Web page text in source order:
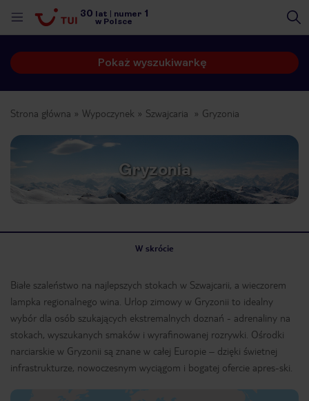
30 lat numer 1
w Polsce
Pokaż wyszukiwarkę
Strona główna Wypoczynek Szwajcaria Gryzonia
Gryzonia
W skrócie
Białe szaleństwo na najlepszych stokach w Szwajcarii, a wieczorem
lampka regionalnego wina. Urlop zimowy w Gryzonii to idealny
wybór dla osób szukających ekstremalnych doznań - adrenaliny na
stokach, wyszukanych smaków i wyrafinowanej rozrywki. Ośrodki
narciarskie w Gryzonii są znane w całej Europie – dzięki świetnej
infrastrukturze, nowoczesnym wyciągom i bogatej ofercie apres-ski.